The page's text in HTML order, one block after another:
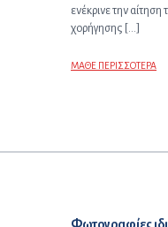
ενέκρινε την
χορήγησης […]
ΜΑΘΕ ΠΕΡΙΣΣΟΤΕΡΑ
Επόμενο άρθρο: